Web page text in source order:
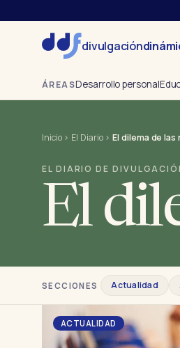
divulgación
ÁREASDesarrollo personal
Inicio› El Diario›El dilema de las
EL DIARIO DE
El
SECCIONES Actualidad
ACTUALIDAD